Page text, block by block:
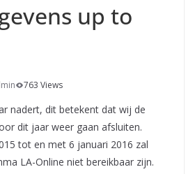
up to
763 Views
nadert, dit betekent dat wij de
dit jaar weer gaan afsluiten.
tot en met 6 januari 2016 zal
LA-Online niet bereikbaar zijn.